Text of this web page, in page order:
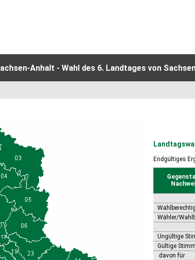
Anhalt - Wahl des 6. Landtages von
Endgültiges
Wähler/
Ungültige
Gültige
davon für